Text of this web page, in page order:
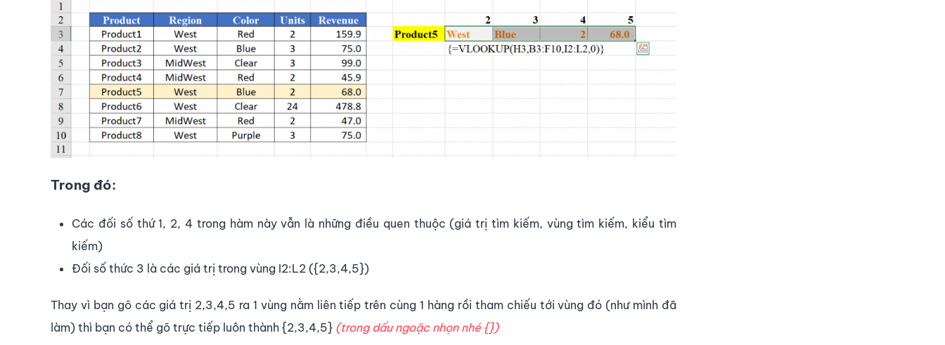
Trong đó:
Các đối số thứ 1, 2, 4 trong hàm này vẫn là những điều quen thuộc (giá trị tìm kiếm, vùng tìm kiếm, kiểu tìm
kiếm)
Đối số thức 3 là các giá trị trong vùng I2:L2 ({2,3,4,5})
Thay vì bạn gõ các giá trị 2,3,4,5 ra 1 vùng nằm liên tiếp trên cùng 1 hàng rồi tham chiếu tới vùng đó (như mình đã
làm) thì bạn có thể gõ trực tiếp luôn thành {2,3,4,5} (trong dấu ngoặc nhọn nhé {})